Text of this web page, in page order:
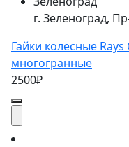
г. Зеленоград,
Гайки колесные
многогранные
2500₽